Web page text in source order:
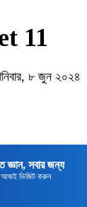
11
৮ জুন ২০২৪
জ্ঞান, সবার জন্য
আজই ভিজিট করুন